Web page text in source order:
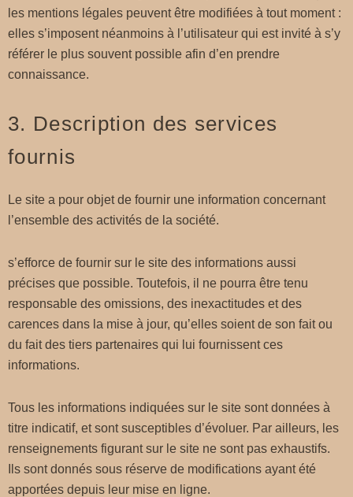
les mentions légales peuvent être modifiées à tout moment :
elles s’imposent néanmoins à l’utilisateur qui est invité à s’y
référer le plus souvent possible afin d’en prendre
connaissance.
3. Description des services
fournis
Le site a pour objet de fournir une information concernant
l’ensemble des activités de la société.
s’efforce de fournir sur le site des informations aussi
précises que possible. Toutefois, il ne pourra être tenu
responsable des omissions, des inexactitudes et des
carences dans la mise à jour, qu’elles soient de son fait ou
du fait des tiers partenaires qui lui fournissent ces
informations.
Tous les informations indiquées sur le site sont données à
titre indicatif, et sont susceptibles d’évoluer. Par ailleurs, les
renseignements figurant sur le site ne sont pas exhaustifs.
Ils sont donnés sous réserve de modifications ayant été
apportées depuis leur mise en ligne.